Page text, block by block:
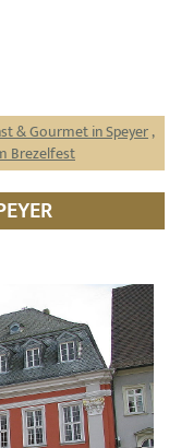
& Gourmet in Speyer,
Brezelfest